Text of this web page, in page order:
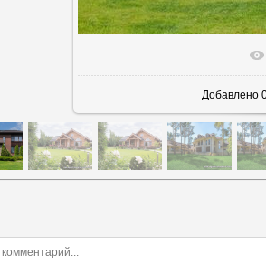
В
Добавлено